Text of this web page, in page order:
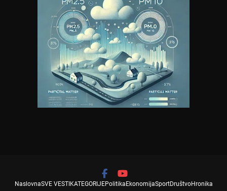
NaslovnaSVE VESTI KATEGORIJEPolitika EkonomijaSportDruštvoHronika